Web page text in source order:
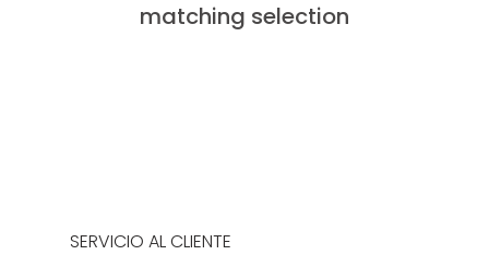
matching selection
SERVICIO AL CLIENTE